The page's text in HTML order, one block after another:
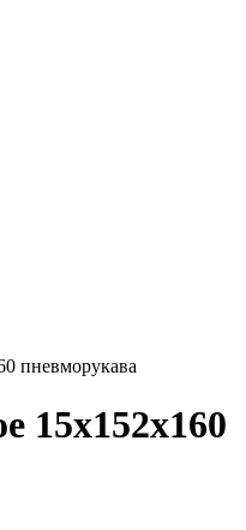
пневморукава
15х152х160